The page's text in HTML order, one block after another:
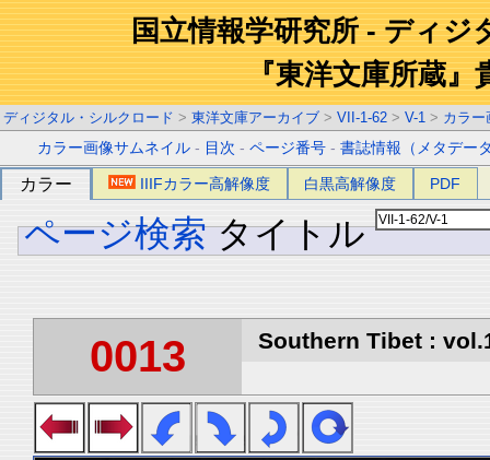
国立情報学研究所 - ディジ
『東洋文庫所蔵』
ディジタル・シルクロード > 東洋文庫アーカイブ > VII-1-62 > V-1 > カラー
カラー画像サムネイル - 目次 -ページ番号 -書誌情報（メタデー
カラー IIIFカラー高解像度 白黒高解像度 PDF
ページ検索 タイトル
0013 Southern Tibet :